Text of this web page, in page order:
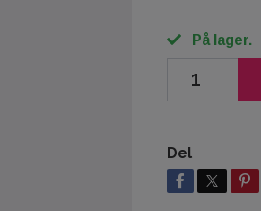
På lager.
Del